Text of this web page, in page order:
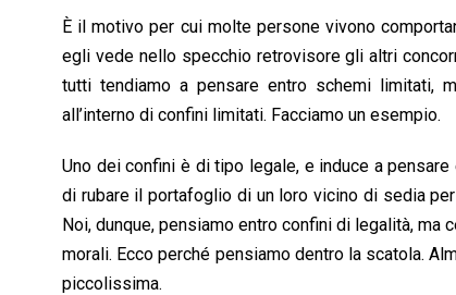
È il motivo per cui molte persone vivono
egli vede nello specchio retrovisore gli altri
tutti tendiamo a pensare entro schemi limitati,
all’interno di confini limitati. Facciamo un esempio.
Uno dei confini è di tipo legale, e induce a
di rubare il portafoglio di un loro vicino di sedia
Noi, dunque, pensiamo entro confini di legalità,
morali. Ecco perché pensiamo dentro la scatola.
piccolissima.